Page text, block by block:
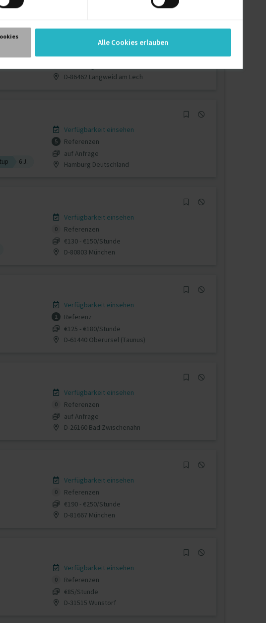
Alle Cookies erlauben
Verfügbarkeit einsehen
D-86462 Langweid am Lech
6 J.
Verfügbarkeit einsehen
5
Referenzen
auf Anfrage
Hamburg Deutschland
Verfügbarkeit einsehen
0
Referenzen
€130 - €150/Stunde
D-80803 München
Verfügbarkeit einsehen
1
Referenz
€125 - €180/Stunde
D-61440 Oberursel (Taunus)
Verfügbarkeit einsehen
0
Referenzen
auf Anfrage
D-26160 Bad Zwischenahn
Verfügbarkeit einsehen
0
Referenzen
€190 - €250/Stunde
D-81667 München
Verfügbarkeit einsehen
0
Referenzen
€85/Stunde
D-31515 Wunstorf